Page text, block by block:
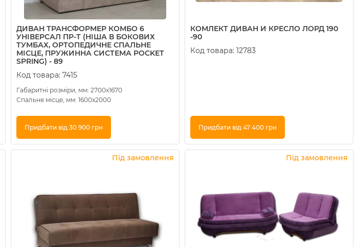
ДИВАН ТРАНСФОРМЕР КОМБО 6
УНІВЕРСАЛ ПР-Т (НІША В БОКОВИХ
ТУМБАХ, ОРТОПЕДИЧНЕ СПАЛЬНЕ
МІСЦЕ, ПРУЖИННА СИСТЕМА POCKET
SPRING) - 89
Код товара: 7415
Габаритні розміри, мм: 2700х1670
Спальне місце, мм: 1600х2000
Придбати від 30 900 грн
Купити в 1 клік
КОМЛЕКТ ДИВАН И КРЕСЛО ЛОРД 190
-90
Код товара: 12783
Придбати від 47 400 грн
Купити в 1 клік
Під замовлення Під замовлення